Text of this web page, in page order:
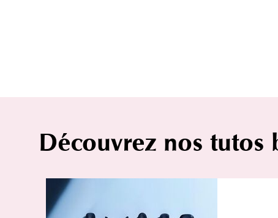
Découvrez nos tutos